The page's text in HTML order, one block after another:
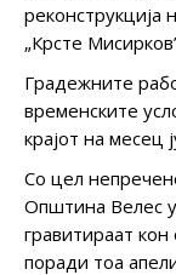
реконструкција
„Крсте
Градежните
временските
крајот на месец
Со цел
Општина Велес
гравитираат
поради тоа